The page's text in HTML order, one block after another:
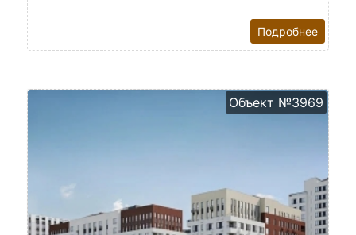
Подробнее
Объект №3969